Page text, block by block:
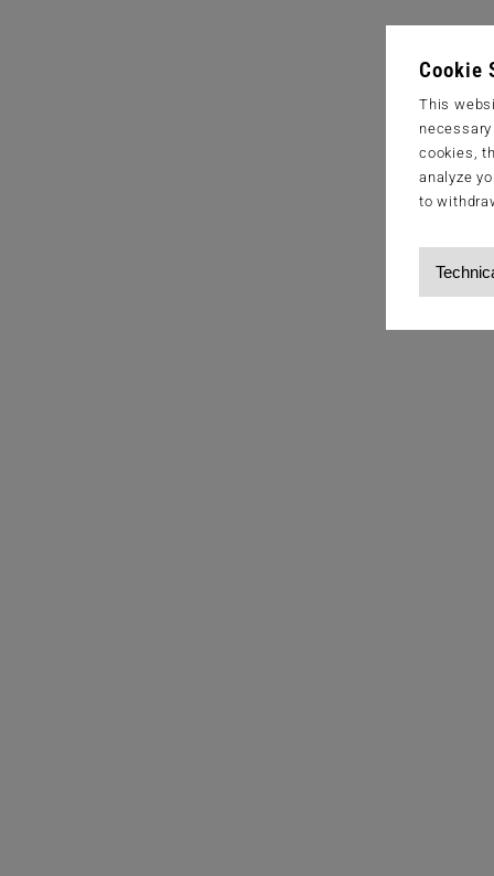
Cookie
This
cookies,
analyze
to